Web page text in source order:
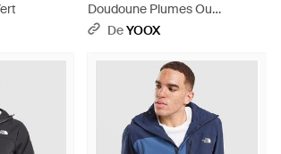
Doudoune Plumes Ou
Synthétique - Gris
DeYOOX